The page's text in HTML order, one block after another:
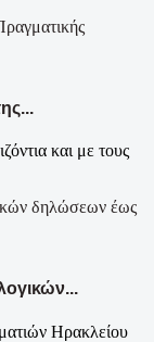
και με τους
Ηρακλείου